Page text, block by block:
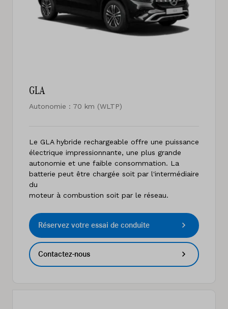
GLA
Autonomie : 70 km (WLTP)
Le GLA hybride rechargeable offre une puissance
électrique impressionnante, une plus grande
autonomie et une faible consommation. La
batterie peut être chargée soit par l'intermédiaire
du
moteur à combustion soit par le réseau.
Réservez votre essai de conduite
Contactez-nous